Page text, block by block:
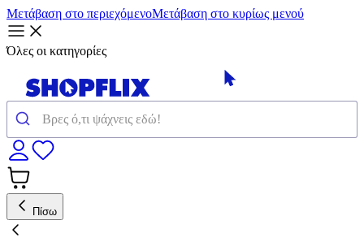
Μετάβαση στο περιεχόμενοΜετάβαση στο κυρίως μενού
Όλες οι κατηγορίες
Πίσω